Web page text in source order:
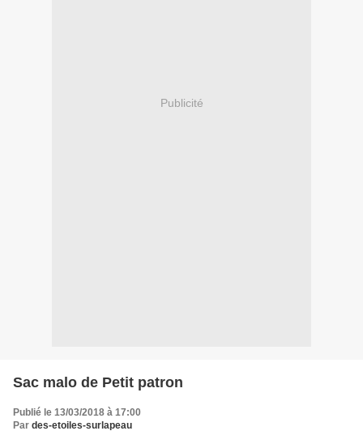
Publicité
Sac malo de Petit patron
Publié le 13/03/2018 à 17:00
Par des-etoiles-surlapeau